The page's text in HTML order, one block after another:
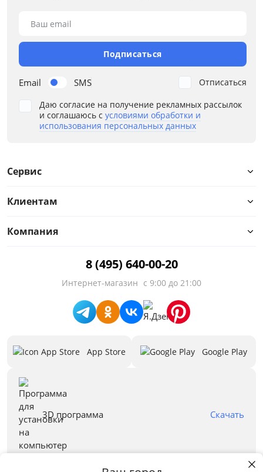
Белый
Бежевый
Синий
Серый
Все варианты
Email SMS
Ваш email
Подписаться
Даю согласие на получение рекламных рассылок
и соглашаюсь с условиями обработки и
использования персональных данных
Отписаться
Сервис
Клиентам
Компания
8 (495) 640-00-20
Интернет-магазин с 9:00 до 21:00
App Store Google Play
3D программа Скачать